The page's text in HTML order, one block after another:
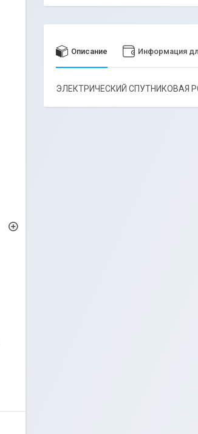
Описание Информация
ЭЛЕКТРИЧЕСКИЙ СПУТНИКОВАЯ